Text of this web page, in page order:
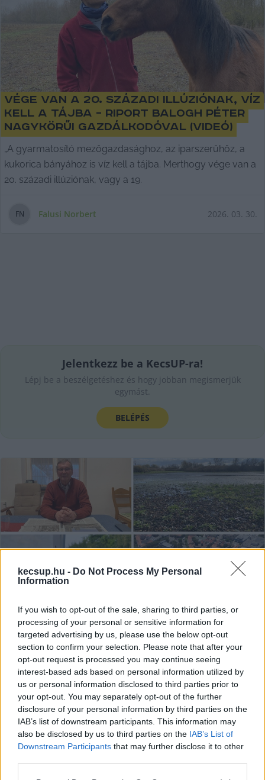
kecsup.hu - Do Not Process My Personal
Information
If you wish to opt-out of the sale, sharing to third parties, or
processing of your personal or sensitive information for
targeted advertising by us, please use the below opt-out
section to confirm your selection. Please note that after your
opt-out request is processed you may continue seeing
interest-based ads based on personal information utilized by
us or personal information disclosed to third parties prior to
your opt-out. You may separately opt-out of the further
disclosure of your personal information by third parties on the
IAB’s list of downstream participants. This information may
also be disclosed by us to third parties on the IAB’s List of
Downstream Participants that may further disclose it to other
Vége van a 20. századi illúziónak, víz
kell a tájba – riport Balogh Péter
nagykörűi gazdálkodóval (videó)
„A gyarmatosító mezőgazdasághoz, az iparszerűhöz, a
kukorica bányához is víz kell a tájba. Merthogy vége van a
20. századi illúziónak, vagy a 19.
FN Falusi Norbert 2026. 03. 30.
Jelentkezz be a KecsUP-ra!
Lépj be a beszélgetéshez és hogy jobban megismerjük
egymást.
BELÉPÉS
2025 egy csokorban – Falusi Norbert
szerint ezek voltak az év
legfontosabb cikkei
Egyelőre lekerült a napirendről az a törvénytervezet,
amely – ha ebben a formában élesítik – alkalmas a
sajtócenzúrára és a civil szervezetek
FN Falusi Norbert 2025. 12. 31.